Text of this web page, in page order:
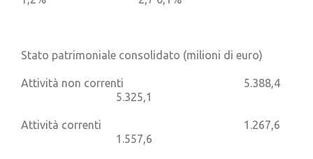
Stato patrimoniale consolidato (milioni di euro)
Attività non correnti 5.388,4
5.325,1
Attività correnti 1.267,6
1.557,6